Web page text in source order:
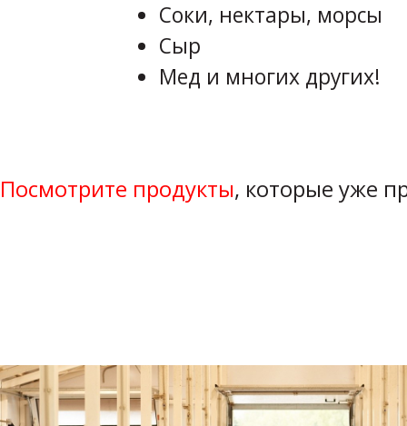
Соки, нектары, морсы
Сыр
Мед и многих других!
Посмотрите продукты, которые уже